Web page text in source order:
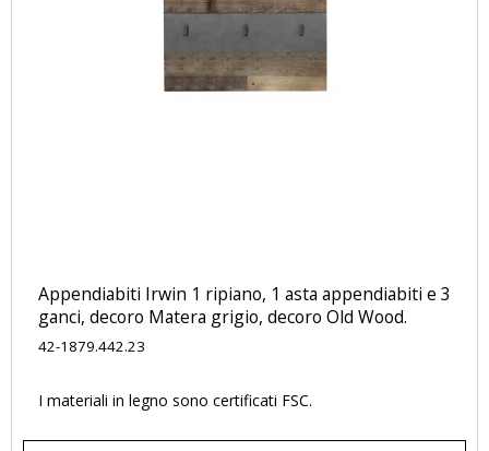
Appendiabiti Irwin 1 ripiano, 1 asta appendiabiti e 3
ganci, decoro Matera grigio, decoro Old Wood.
42-1879.442.23
I materiali in legno sono certificati FSC.